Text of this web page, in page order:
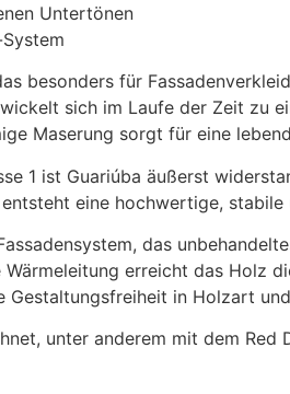
Untertönen
besonders für
sich im Laufe der Zeit zu
Maserung sorgt für eine
1 ist Guariúba äußerst
eine hochwertige,
das
erreicht das Holz
Gestaltungsfreiheit in Holzart
unter anderem mit dem